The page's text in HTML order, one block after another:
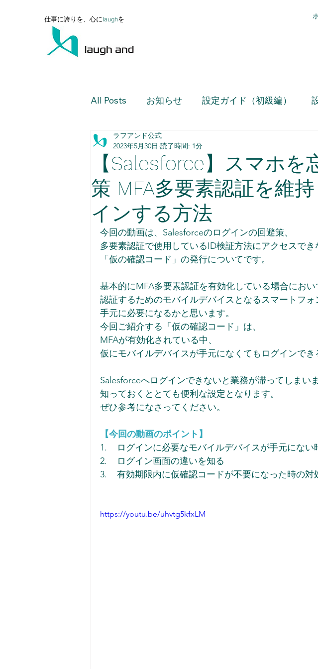
仕事に誇りを、心にlaughを
All Posts お知らせ 設定ガイド（初級編）
設定ガイド（上級編）
設定ガイド（活用編） リリース情報 事例
レポート・ダッシュボード
【Salesforce】スマホを
策 MFA多要素認証を維
インする方法
ラフアンド公式
2023年5月30日 読了時間: 1分
今回の動画は、Salesforceのログインの回避策、
多要素認証で使用しているID検証方法にアクセスでき
「仮の確認コード」の発行についてです。
基本的にMFA多要素認証を有効化している場合におい
認証するためのモバイルデバイスとなるスマートフォ
手元に必要になるかと思います。
今回ご紹介する「仮の確認コード」は、
MFAが有効化されている中、
仮にモバイルデバイスが手元になくてもログインでき
Salesforceへログインできないと業務が滞ってしまい
知っておくととても便利な設定となります。
ぜひ参考になさってください。
【今回の動画のポイント】
1.    ログインに必要なモバイルデバイスが手元にない
2.    ログイン画面の違いを知る
3.    有効期限内に仮確認コードが不要になった時の対
https://youtu.be/uhvtg5kfxLM